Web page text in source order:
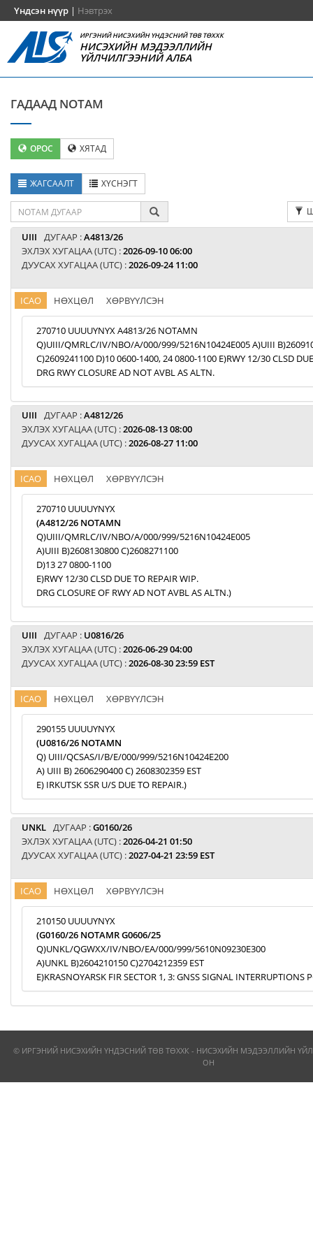
Үндсэн нүүр | Нэвтрэх
ИРГЭНИЙ НИСЭХИЙН ҮНДЭСНИЙ ТӨВ ТӨХХК
НИСЭХИЙН МЭДЭЭЛЛИЙН
ҮЙЛЧИЛГЭЭНИЙ АЛБА
ГАДААД NOTAM
ОРОС ХЯТАД
ЖАГСААЛТ ХҮСНЭГТ
UIII ДУГААР :A4813/26
ЭХЛЭХ ХУГАЦАА (UTC) :2026-09-10 06:00
ДУУСАХ ХУГАЦАА (UTC) :2026-09-24 11:00
ICAO НӨХЦӨЛ ХӨРВҮҮЛСЭН
270710 UUUUYNYX A4813/26 NOTAMN
Q)UIII/QMRLC/IV/NBO/A/000/999/5216N10424E005 A)UIII
C)2609241100 D)10 0600-1400, 24 0800-1100 E)RWY 12/30 CLSD
DRG RWY CLOSURE AD NOT AVBL AS ALTN.
UIII ДУГААР :A4812/26
ЭХЛЭХ ХУГАЦАА (UTC) :2026-08-13 08:00
ДУУСАХ ХУГАЦАА (UTC) :2026-08-27 11:00
ICAO НӨХЦӨЛ ХӨРВҮҮЛСЭН
270710 UUUUYNYX
(A4812/26 NOTAMN
Q)UIII/QMRLC/IV/NBO/A/000/999/5216N10424E005
A)UIII B)2608130800 C)2608271100
D)13 27 0800-1100
E)RWY 12/30 CLSD DUE TO REPAIR WIP.
DRG CLOSURE OF RWY AD NOT AVBL AS ALTN.)
UIII ДУГААР : U0816/26
ЭХЛЭХ ХУГАЦАА (UTC) :2026-06-29 04:00
ДУУСАХ ХУГАЦАА (UTC) :2026-08-30 23:59 EST
ICAO НӨХЦӨЛ ХӨРВҮҮЛСЭН
290155 UUUUYNYX
(U0816/26 NOTAMN
Q) UIII/QCSAS/I/B/E/000/999/5216N10424E200
A) UIII B) 2606290400 C) 2608302359 EST
E) IRKUTSK SSR U/S DUE TO REPAIR.)
UNKL ДУГААР :G0160/26
ЭХЛЭХ ХУГАЦАА (UTC) :2026-04-21 01:50
ДУУСАХ ХУГАЦАА (UTC) :2027-04-21 23:59 EST
ICAO НӨХЦӨЛ ХӨРВҮҮЛСЭН
210150 UUUUYNYX
(G0160/26 NOTAMR G0606/25
Q)UNKL/QGWXX/IV/NBO/EA/000/999/5610N09230E300
A)UNKL B)2604210150 C)2704212359 EST
E)KRASNOYARSK FIR SECTOR 1, 3: GNSS SIGNAL INTERRUPTIONS
© ИРГЭНИЙ НИСЭХИЙН ҮНДЭСНИЙ ТӨВ ТӨХХК - НИСЭХИЙН МЭДЭЭЛЛИЙН
ОН